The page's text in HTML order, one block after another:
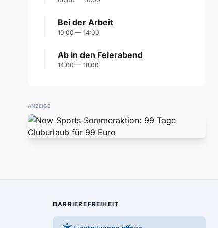
Bei der Arbeit
10:00 — 14:00
Ab in den Feierabend
14:00 — 18:00
ANZEIGE
BARRIEREFREIHEIT